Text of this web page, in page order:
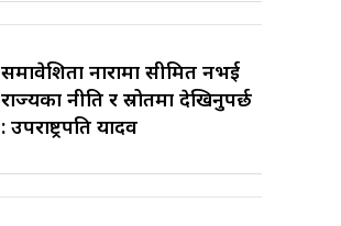
समावेशिता नारामा सीमित नभई
राज्यका नीति र स्रोतमा देखिनुपर्छ
: उपराष्ट्रपति यादव